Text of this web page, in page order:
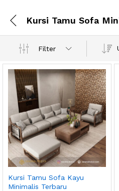
Filter
Kursi Tamu Sofa Kayu
Minimalis Terbaru